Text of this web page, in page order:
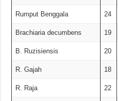
Rumput Benggala 24
Brachiaria decumbens 19
B. Ruzisiensis 20
R. Gajah 18
R. Raja 22